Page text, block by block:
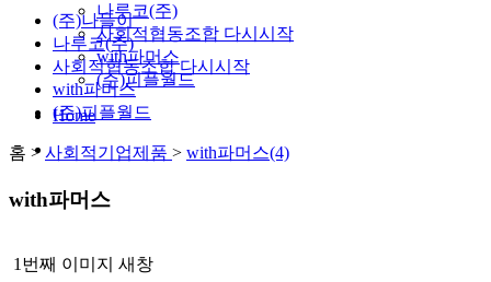
나루코(주)
사회적협동조합 다시시작
with파머스
(주)피플월드
Home
(주)나들이
나루코(주)
사회적협동조합 다시시작
with파머스
(주)피플월드
홈 > 사회적기업제품 > with파머스(4)
with파머스
1번째 이미지 새창